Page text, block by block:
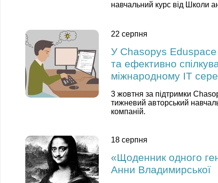
навчальний курс від Школи
22 серпня
У Chasopys Eduspace
та ефективно
міжнародному ІТ
3 жовтня за підтримки
тижневий авторський
компаній.
18 серпня
«Щоденник одного
Анни Владимирської